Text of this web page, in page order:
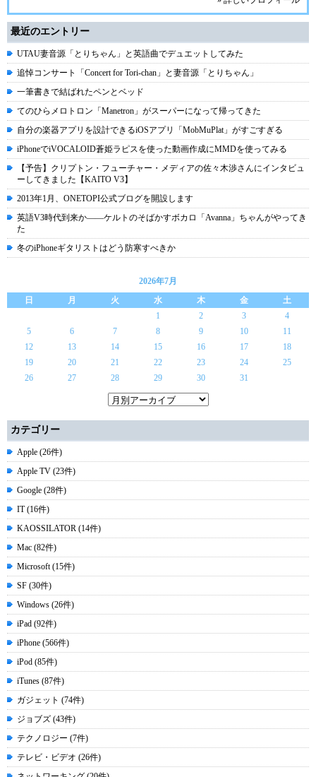
最近のエントリー
UTAU妻音源「とりちゃん」と英語曲でデュエットしてみた
追悼コンサート「Concert for Tori-chan」と妻音源「とりちゃん」
一筆書きで結ばれたペンとベッド
てのひらメロトロン「Manetron」がスーパーになって帰ってきた
自分の楽器アプリを設計できるiOSアプリ「MobMuPlat」がすごすぎる
iPhoneでiVOCALOID蒼姫ラピスを使った動画作成にMMDを使ってみる
【予告】クリプトン・フューチャー・メディアの佐々木渉さんにインタビュ
ーしてきました【KAITO V3】
2013年1月、ONETOPI公式ブログを開設します
英語V3時代到来か――ケルトのそばかすボカロ「Avanna」ちゃんがやってき
た
冬のiPhoneギタリストはどう防寒すべきか
2026年7月
日
月 火 水 木 金
土
1
2 3
4
5
6 7 8 9 10
11
12
13 14 15 16 17
18
19
20 21 22 23 24
25
26
27 28 29 30 31
カテゴリー
Apple (26件)
Apple TV (23件)
Google (28件)
IT (16件)
KAOSSILATOR (14件)
Mac (82件)
Microsoft (15件)
SF (30件)
Windows (26件)
iPad (92件)
iPhone (566件)
iPod (85件)
iTunes (87件)
ガジェット (74件)
ジョブズ (43件)
テクノロジー (7件)
テレビ・ビデオ (26件)